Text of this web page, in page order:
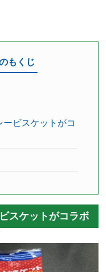
もくじ
ビスケットがコ
スケットがコラボ